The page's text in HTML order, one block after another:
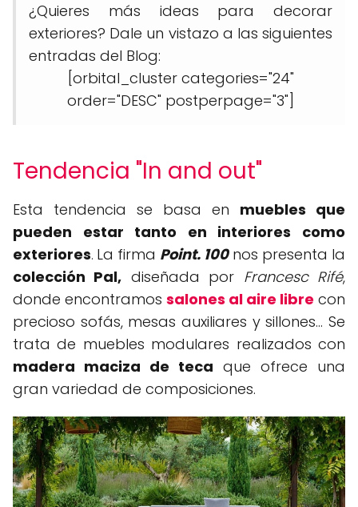
¿Quieres más ideas para decorar
exteriores? Dale un vistazo a las siguientes
entradas del Blog:
[orbital_cluster categories="24"
order="DESC" postperpage="3"]
Tendencia "In and out"
Esta tendencia se basa en muebles que
pueden estar tanto en interiores como
exteriores. La firma Point. 100nos presenta la
colección Pal, diseñada por Francesc Rifé,
donde encontramos salones al aire libre con
precioso sofás, mesas auxiliares y sillones… Se
trata de muebles modulares realizados con
madera maciza de teca que ofrece una
gran variedad de composiciones.